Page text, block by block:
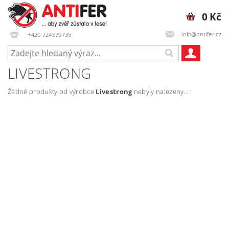
+420 724579739 info@antifer.cz
0 Kč
LIVESTRONG
Žádné produkty od výrobce Livestrongnebyly nalezeny....